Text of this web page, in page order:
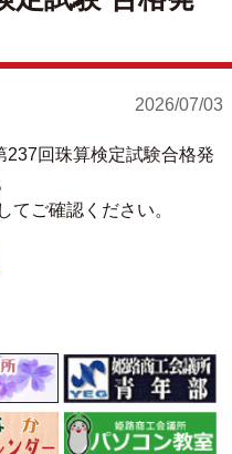
2026/07/03
回珠算検定試験合格発
てご確認ください。